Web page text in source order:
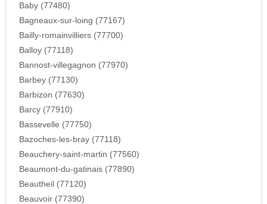
Baby (77480)
Bagneaux-sur-loing (77167)
Bailly-romainvilliers (77700)
Balloy (77118)
Bannost-villegagnon (77970)
Barbey (77130)
Barbizon (77630)
Barcy (77910)
Bassevelle (77750)
Bazoches-les-bray (77118)
Beauchery-saint-martin (77560)
Beaumont-du-gatinais (77890)
Beautheil (77120)
Beauvoir (77390)